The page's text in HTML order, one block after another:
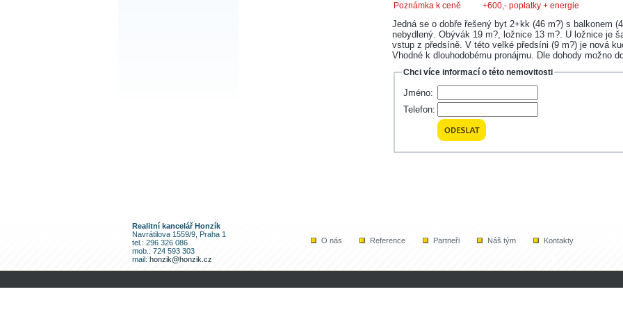
Poznámka k ceně +600,- poplatky + energie
Jedná se o dobře řešený byt 2+kk (46 m?) s balkonem
nebydlený. Obývák 19 m?, ložnice 13 m?. U ložnice je
vstup z předsíně. V této velké předsíni (9 m?) je nová
Vhodné k dlouhodobému pronájmu. Dle dohody možno
Chci více informací o této nemovitosti
Jméno:
Telefon:
Realitní kancelář Honzík
Navrátilova 1559/9, Praha 1
tel.: 296 326 086
mob.: 724 593 303
mail: honzik@honzik.cz
O nás Reference Partneři Náš tým Kontakty